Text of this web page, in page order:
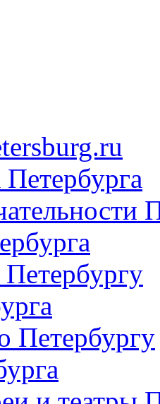
Петербургу